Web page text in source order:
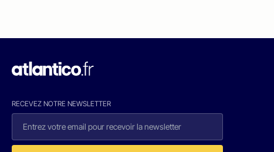
RECEVEZ NOTRE NEWSLETTER